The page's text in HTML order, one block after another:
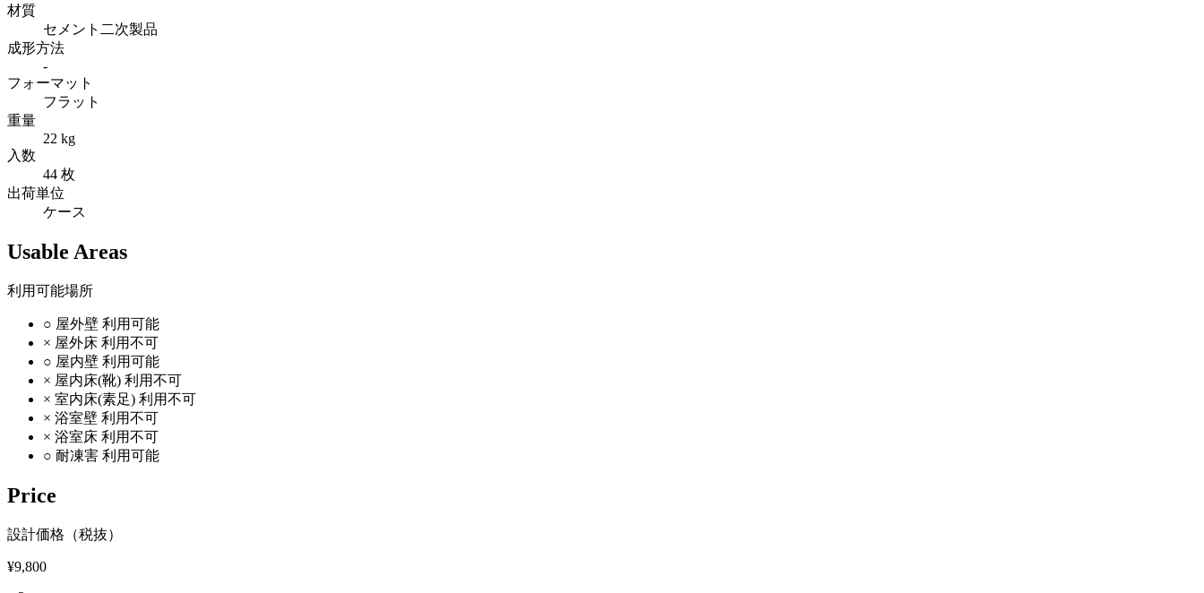
材質
セメント二次製品
成形方法
-
フォーマット
フラット
重量
22 kg
入数
44 枚
出荷単位
ケース
Usable Areas
利用可能場所
○ 屋外壁 利用可能
× 屋外床 利用不可
○ 屋内壁 利用可能
× 屋内床(靴) 利用不可
× 室内床(素足) 利用不可
× 浴室壁 利用不可
× 浴室床 利用不可
○ 耐凍害 利用可能
Price
設計価格（税抜）
¥9,800